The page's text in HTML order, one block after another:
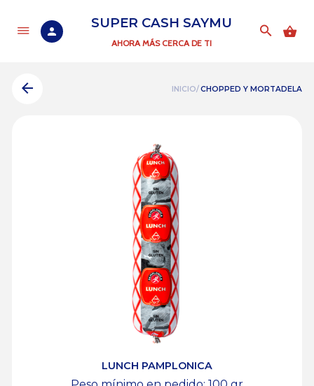
SUPER CASH SAYMU
AHORA MÁS CERCA DE TI
INICIO/CHOPPED Y MORTADELA
LUNCH PAMPLONICA